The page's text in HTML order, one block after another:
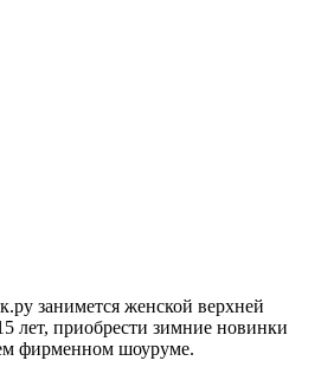
занимется женской верхней
лет, приобрести зимние новинки
фирменном шоуруме.